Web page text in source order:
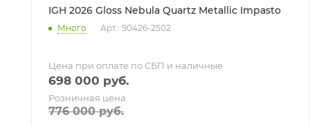
IGH 2026 Gloss Nebula Quartz Metallic Impasto
Много Арт.: 90426-2502
Цена при оплате по СБП и наличные
698 000 руб.
Розничная цена
776 000руб.